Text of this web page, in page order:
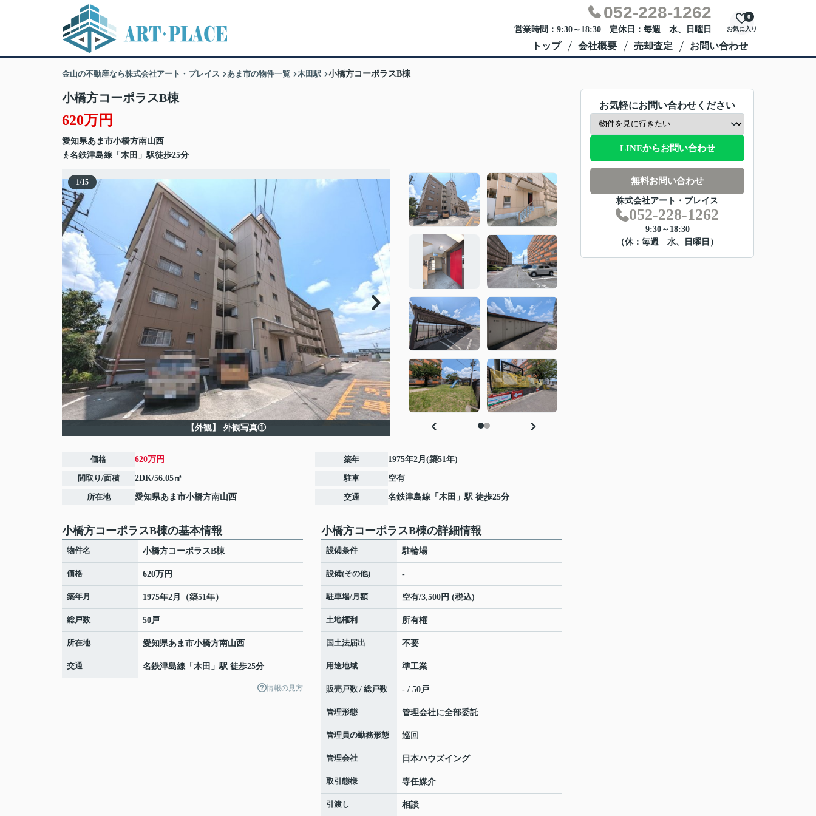
052-228-1262
営業時間：9:30～18:30 定休日：毎週 水、日曜日 お気に入り
0
トップ 会社概要 売却査定 お問い合わせ
金山の不動産なら株式会社アート・プレイス あま市の物件一覧 木田駅 小橋方コーポラスB棟
小橋方コーポラスB棟
620万円
愛知県あま市小橋方南山西
名鉄津島線「木田」駅徒歩25分
1/15
【外観】 外観写真①
価格 620万円
間取り/面積 2DK/56.05㎡
所在地 愛知県あま市小橋方南山西
築年 1975年2月(築51年)
駐車 空有
交通 名鉄津島線 「 木田 」駅 徒歩25分
小橋方コーポラスB棟の基本情報
物件名 小橋方コーポラスB棟
価格 620万円
築年月 1975年2月（築51年）
総戸数 50戸
所在地 愛知県あま市小橋方南山西
交通 名鉄津島線 「 木田 」駅 徒歩25分
情報の見方
小橋方コーポラスB棟の詳細情報
設備条件 駐輪場
設備(その他) -
駐車場/月額 空有/3,500円 (税込)
土地権利 所有権
国土法届出 不要
用途地域 準工業
販売戸数 / 総戸数 - / 50戸
管理形態 管理会社に全部委託
管理員の勤務形態 巡回
管理会社 日本ハウズイング
取引態様 専任媒介
引渡し 相談
お気軽にお問い合わせください
LINEからお問い合わせ
無料お問い合わせ
株式会社アート・プレイス
052-228-1262
9:30～18:30
（休：毎週 水、日曜日）